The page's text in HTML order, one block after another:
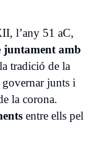
l’any 51 aC,
juntament amb
tradició de la
junts i
la corona.
entre ells pel